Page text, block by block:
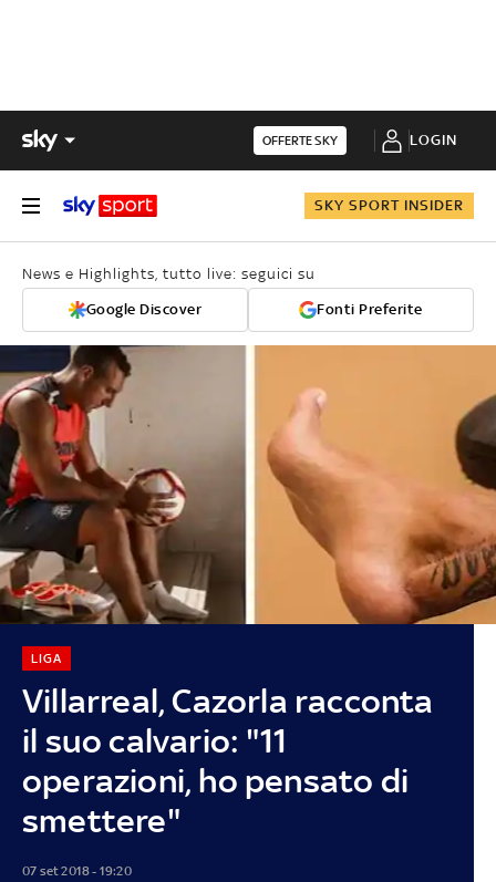
OFFERTE SKY LOGIN
SKY SPORT INSIDER
News e Highlights, tutto live: seguici su
Google Discover Fonti Preferite
Villarreal, Cazorla racconta
il suo calvario: "11
operazioni, ho pensato di
smettere"
LIGA
07 set 2018 - 19:20